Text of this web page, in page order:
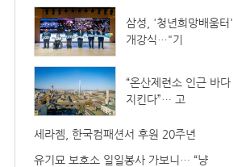
삼성, '청년희망배움터'
개강식…"기
“온산제련소 인근 바다
지킨다”… 고
세라젬, 한국컴패션서 후원 20주년
유기묘 보호소 일일봉사 가보니… “냥